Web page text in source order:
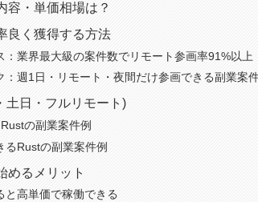
容・単価相場は？
良く獲得する方法
：業界最大級の案件数でリモート参画率91%以上
：週1日・リモート・夜間だけ参画できる副業案
土日・フルリモート)
の副業案件例
るRustの副業案件例
めるメリット
と高単価で稼働できる